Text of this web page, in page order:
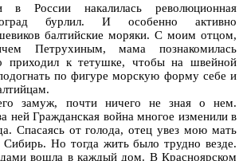
России накалилась революционная
бурлил. И особенно активно
балтийские моряки. С моим отцом,
Петрухиным, мама познакомилась
приходил к тетушке, чтобы на швейной
по фигуре морскую форму себе и
замуж, почти ничего не зная о нем.
ней Гражданская война многое изменили в
Спасаясь от голода, отец увез мою мать
Но тогда жить было трудно везде.
вошла в каждый дом. В Красноярском